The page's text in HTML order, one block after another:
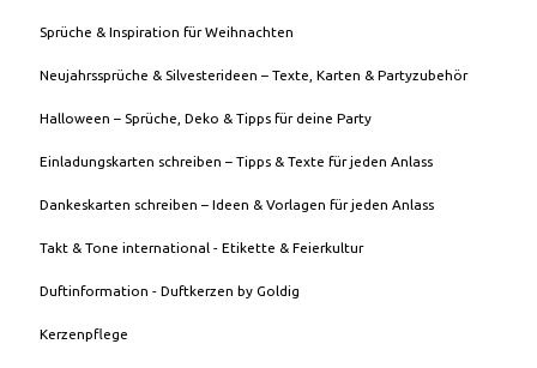
Sprüche & Inspiration für Weihnachten
Neujahrssprüche & Silvesterideen – Texte, Karten & Partyzubehör
Halloween – Sprüche, Deko & Tipps für deine Party
Einladungskarten schreiben – Tipps & Texte für jeden Anlass
Dankeskarten schreiben – Ideen & Vorlagen für jeden Anlass
Takt & Tone international - Etikette & Feierkultur
Duftinformation - Duftkerzen by Goldig
Kerzenpflege